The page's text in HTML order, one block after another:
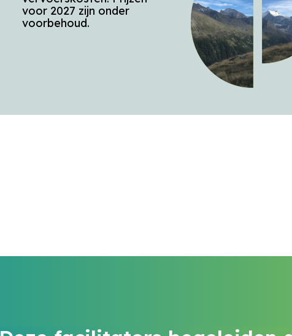
voor 2027 zijn onder
voorbehoud.